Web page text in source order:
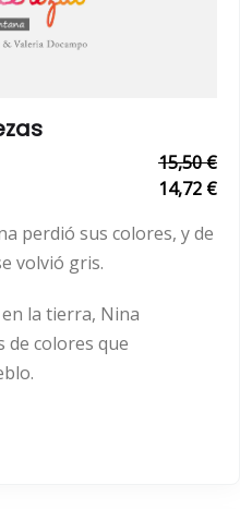
15,50 €
14,72 €
perdió sus colores, y de
volvió gris.
la tierra, Nina
de colores que